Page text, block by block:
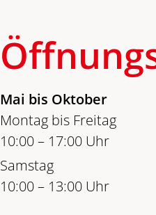
Mai bis Oktober
Montag bis Freitag
10:00 – 17:00 Uhr
Samstag
10:00 – 13:00 Uhr